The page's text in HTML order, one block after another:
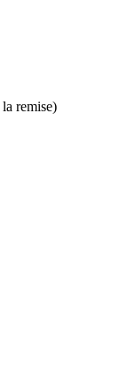
remise)